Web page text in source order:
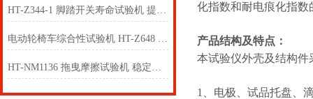
HT-Z344-1 脚踏开关寿命试验机 提供行业标准测试方案
电动轮椅车综合性试验机 HT-Z648 采样快速稳定
HT-NM1136 拖曳摩擦试验机 稳定性好
化指数和耐电痕化指
产品结构及特点：
本试验仪外壳及结构
1、电极、试品托盘、